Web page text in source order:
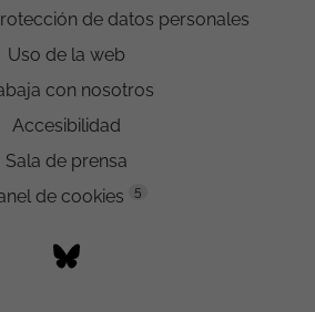
de datos personales
Uso de la web
con nosotros
Accesibilidad
Sala de prensa
de cookies
5